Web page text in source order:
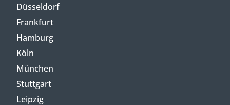
Düsseldorf
Frankfurt
Hamburg
Köln
München
Stuttgart
Leipzig